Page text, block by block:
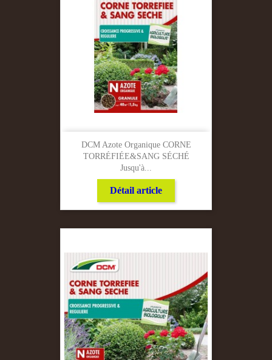
DCM Azote Organique CORNE
TORRÉFIÉE&SANG SÉCHÉ
Jusqu'à...
Détail article